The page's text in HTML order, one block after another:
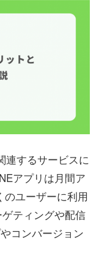
連するサービスに
アプリは月間ア
のユーザーに利用
ティングや配信
コンバージョン